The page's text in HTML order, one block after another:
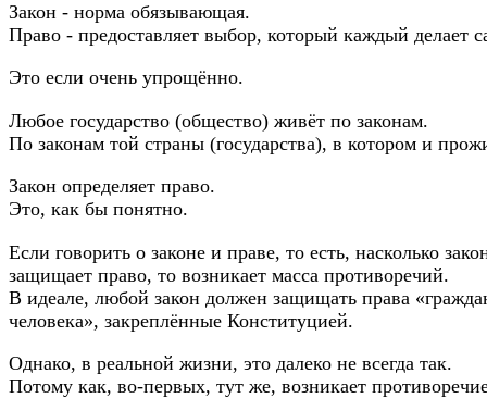
Закон - норма обязывающая.
Право - предоставляет выбор, который каждый делает
Это если очень упрощённо.
Любое государство (общество) живёт по законам.
По законам той страны (государства), в котором и
Закон определяет право.
Это, как бы понятно.
Если говорить о законе и праве, то есть, насколько
защищает право, то возникает масса противоречий.
В идеале, любой закон должен защищать права
человека», закреплённые Конституцией.
Однако, в реальной жизни, это далеко не всегда так.
Потому как, во-первых, тут же, возникает